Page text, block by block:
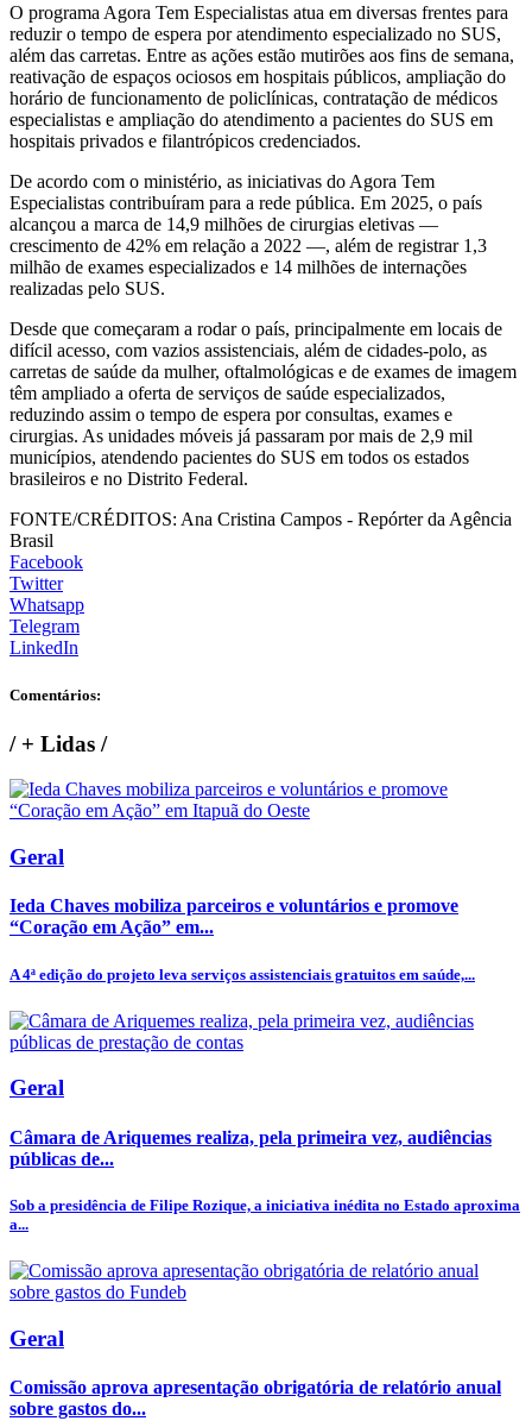
O programa Agora Tem Especialistas atua em diversas frentes para
reduzir o tempo de espera por atendimento especializado no SUS,
além das carretas. Entre as ações estão mutirões aos fins de semana,
reativação de espaços ociosos em hospitais públicos, ampliação do
horário de funcionamento de policlínicas, contratação de médicos
especialistas e ampliação do atendimento a pacientes do SUS em
hospitais privados e filantrópicos credenciados.
De acordo com o ministério, as iniciativas do Agora Tem
Especialistas contribuíram para a rede pública. Em 2025, o país
alcançou a marca de 14,9 milhões de cirurgias eletivas —
crescimento de 42% em relação a 2022 —, além de registrar 1,3
milhão de exames especializados e 14 milhões de internações
realizadas pelo SUS.
Desde que começaram a rodar o país, principalmente em locais de
difícil acesso, com vazios assistenciais, além de cidades-polo, as
carretas de saúde da mulher, oftalmológicas e de exames de imagem
têm ampliado a oferta de serviços de saúde especializados,
reduzindo assim o tempo de espera por consultas, exames e
cirurgias. As unidades móveis já passaram por mais de 2,9 mil
municípios, atendendo pacientes do SUS em todos os estados
brasileiros e no Distrito Federal.
FONTE/CRÉDITOS: Ana Cristina Campos - Repórter da Agência
Brasil
Facebook
Twitter
Whatsapp
Telegram
LinkedIn
Comentários:
/+ Lidas /
Geral
Ieda Chaves mobiliza parceiros e voluntários e promove
“Coração em Ação” em...
A 4ª edição do projeto leva serviços assistenciais gratuitos em saúde,...
Geral
Câmara de Ariquemes realiza, pela primeira vez, audiências
públicas de...
Sob a presidência de Filipe Rozique, a iniciativa inédita no Estado aproxima
a...
Geral
Comissão aprova apresentação obrigatória de relatório anual
sobre gastos do...